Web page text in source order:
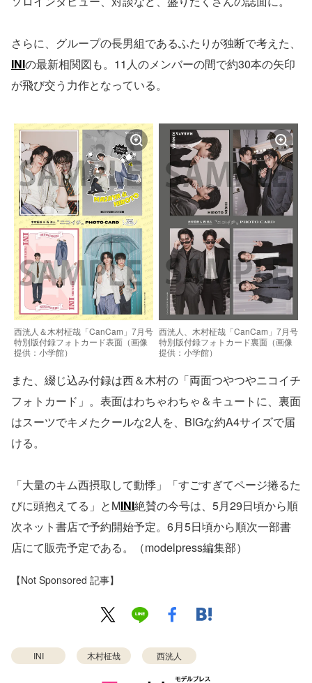
さらに、グループの長男組であるふたりが独断で考えた、
INIの最新相関図も。11人のメンバーの間で約30本の矢印
が飛び交う力作となっている。
西洸人＆木村柾哉「CanCam」7月号
特別版付録フォトカード表面（画像
提供：小学館）
西洸人、木村柾哉「CanCam」7月号
特別版付録フォトカード裏面（画像
提供：小学館）
また、綴じ込み付録は西＆木村の「両面つやつやニコイチ
フォトカード」。表面はわちゃわちゃ＆キュートに、裏面
はスーツでキメたクールな2人を、BIGな約A4サイズで届
ける。
「大量のキム西摂取して動悸」「すごすぎてページ捲るた
びに頭抱えてる」とMINI絶賛の今号は、5月29日頃から順
次ネット書店で予約開始予定。6月5日頃から順次一部書
店にて販売予定である。（modelpress編集部）
【Not Sponsored 記事】
INI 木村柾哉 西洸人